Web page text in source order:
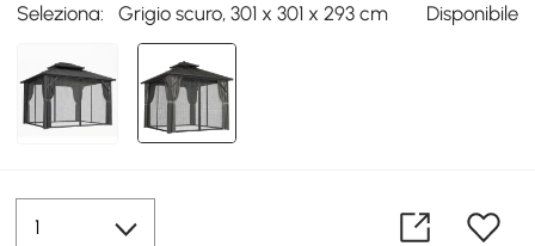
Seleziona: Grigio scuro, 301 x 301 x 293 cm Disponibile